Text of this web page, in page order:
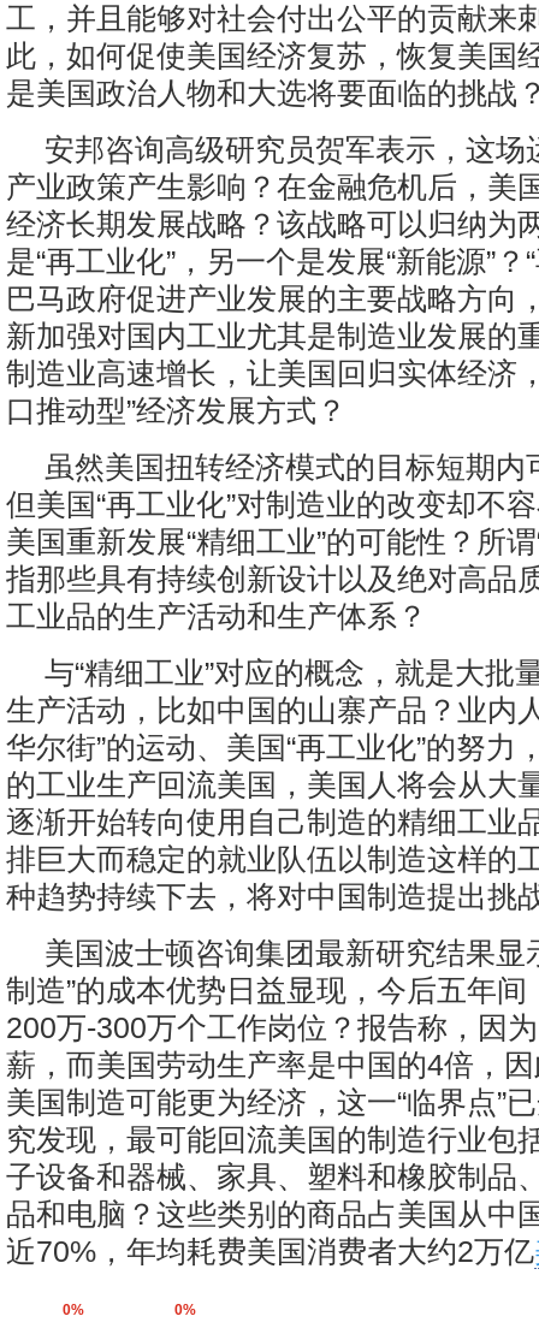
工，并且能够对社会付出公平的贡献来
此，如何促使美国经济复苏，恢复美国
是美国政治人物和大选将要面临的挑战
安邦咨询高级研究员贺军表示，这场
产业政策产生影响？在金融危机后，美
经济长期发展战略？该战略可以归纳为
是“再工业化”，另一个是发展“新能源”？
巴马政府促进产业发展的主要战略方向
新加强对国内工业尤其是制造业发展的
制造业高速增长，让美国回归实体经济
口推动型”经济发展方式？
虽然美国扭转经济模式的目标短期内
但美国“再工业化”对制造业的改变却不
美国重新发展“精细工业”的可能性？所
指那些具有持续创新设计以及绝对高品
工业品的生产活动和生产体系？
与“精细工业”对应的概念，就是大批
生产活动，比如中国的山寨产品？业内
华尔街”的运动、美国“再工业化”的努力
的工业生产回流美国，美国人将会从大
逐渐开始转向使用自己制造的精细工业
排巨大而稳定的就业队伍以制造这样的
种趋势持续下去，将对中国制造提出挑
美国波士顿咨询集团最新研究结果显
制造”的成本优势日益显现，今后五年间
200万-300万个工作岗位？报告称，因
薪，而美国劳动生产率是中国的4倍，
美国制造可能更为经济，这一“临界点”
究发现，最可能回流美国的制造行业包
子设备和器械、家具、塑料和橡胶制品
品和电脑？这些类别的商品占美国从中
近70%，年均耗费美国消费者大约2万亿
0% 0%